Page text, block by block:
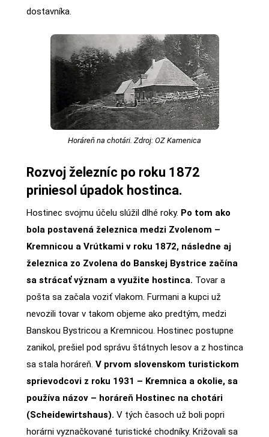
dostavníka.
Horáreň na chotári. Zdroj: OZ Kamenica
Rozvoj železníc po roku 1872
priniesol úpadok hostinca.
Hostinec svojmu účelu slúžil dlhé roky. Po tom ako
bola postavená železnica medzi Zvolenom –
Kremnicou a Vrútkami v roku 1872, následne aj
železnica zo Zvolena do Banskej Bystrice začína
sa strácať význam a využite hostinca. Tovar a
pošta sa začala voziť vlakom. Furmani a kupci už
nevozili tovar v takom objeme ako predtým, medzi
Banskou Bystricou a Kremnicou. Hostinec postupne
zanikol, prešiel pod správu štátnych lesov a z hostinca
sa stala horáreň. V prvom slovenskom turistickom
sprievodcovi z roku 1931 – Kremnica a okolie, sa
používa názov – horáreň Hostinec na chotári
(Scheidewirtshaus). V tých časoch už boli popri
horárni vyznačkované turistické chodníky. Križovali sa